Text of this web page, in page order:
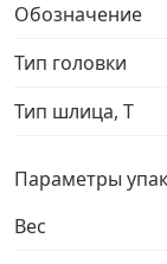
Скобяные
Обозначение
Тип головки
Тип шлица, T
Параметры
Вес